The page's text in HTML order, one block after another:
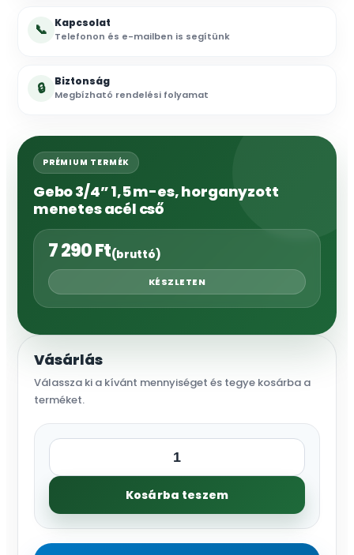
📞 Kapcsolat
Telefonon és e-mailben is segítünk
🔒 Biztonság
Megbízható rendelési folyamat
PRÉMIUM TERMÉK
Gebo 3/4” 1,5 m-es, horganyzott
menetes acél cső
7 290Ft(bruttó)
KÉSZLETEN
Vásárlás
Válassza ki a kívánt mennyiséget és tegye kosárba a
terméket.
Gebo
3/4”
1,5
es,
Kosárba teszem